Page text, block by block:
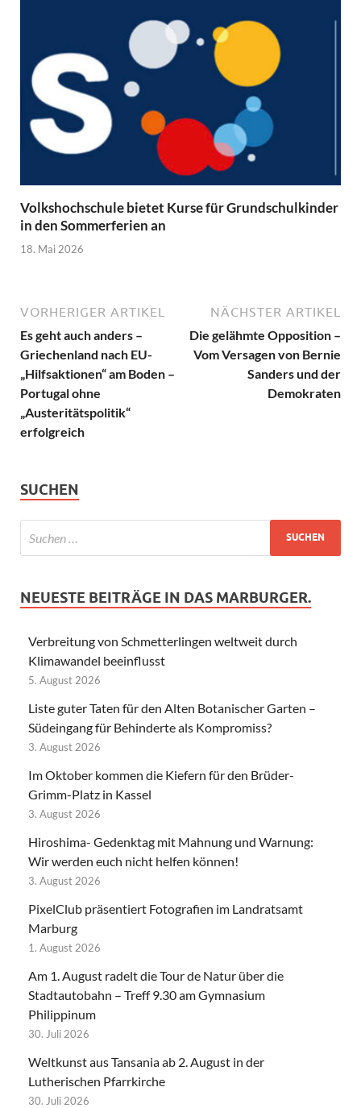
Volkshochschule bietet Kurse für Grundschulkinder
in den Sommerferien an
18. Mai 2026
VORHERIGER ARTIKEL
Es geht auch anders –
Griechenland nach EU-
„Hilfsaktionen“ am Boden –
Portugal ohne
„Austeritätspolitik“
erfolgreich
NÄCHSTER ARTIKEL
Die gelähmte Opposition –
Vom Versagen von Bernie
Sanders und der
Demokraten
SUCHEN
NEUESTE BEITRÄGE IN DAS MARBURGER.
Verbreitung von Schmetterlingen weltweit durch
Klimawandel beeinflusst
5. August 2026
Liste guter Taten für den Alten Botanischer Garten –
Südeingang für Behinderte als Kompromiss?
3. August 2026
Im Oktober kommen die Kiefern für den Brüder-
Grimm-Platz in Kassel
3. August 2026
Hiroshima- Gedenktag mit Mahnung und Warnung:
Wir werden euch nicht helfen können!
3. August 2026
PixelClub präsentiert Fotografien im Landratsamt
Marburg
1. August 2026
Am 1. August radelt die Tour de Natur über die
Stadtautobahn – Treff 9.30 am Gymnasium
Philippinum
30. Juli 2026
Weltkunst aus Tansania ab 2. August in der
Lutherischen Pfarrkirche
30. Juli 2026